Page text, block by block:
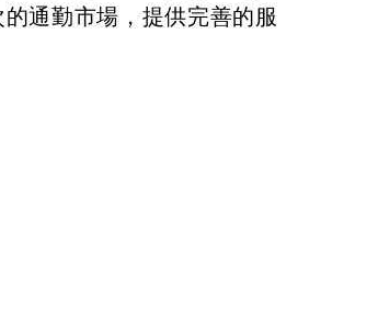
通勤市場，提供完善的服